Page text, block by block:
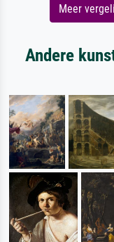
Meer
Andere